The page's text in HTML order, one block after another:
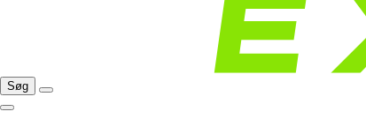
Søg